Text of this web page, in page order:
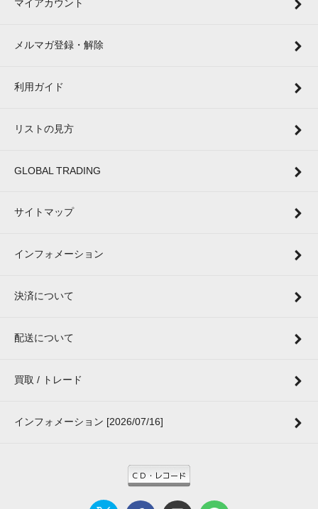
マイアカウント
メルマガ登録・解除
利用ガイド
リストの見方
GLOBAL TRADING
サイトマップ
インフォメーション
決済について
配送について
買取 / トレード
インフォメーション [2026/07/16]